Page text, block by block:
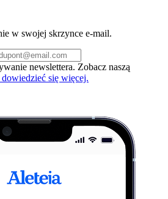
w swojej skrzynce e-mail.
newslettera. Zobacz naszą
się więcej.